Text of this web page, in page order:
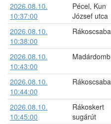
2026.08.10.
10:37:00
Pécel, Kun
József utca
2026.08.10.
10:38:00
Rákoscsaba
2026.08.10.
10:43:00
Madárdomb
2026.08.10.
10:44:00
Rákoscsaba
2026.08.10.
10:45:00
Rákoskert
sugárút